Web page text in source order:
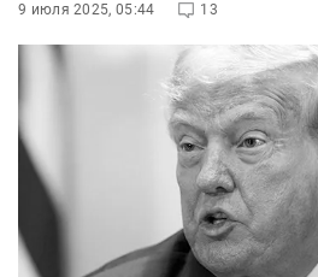
9 июля 2025, 05:44 13